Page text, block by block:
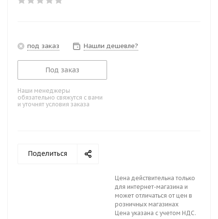
под заказ Нашли дешевле?
Под заказ
Наши менеджеры
обязательно свяжутся с вами
и уточнят условия заказа
Поделиться
Цена действительна только
для интернет-магазина и
может отличаться от цен в
розничных магазинах
Цена указана с учетом НДС.